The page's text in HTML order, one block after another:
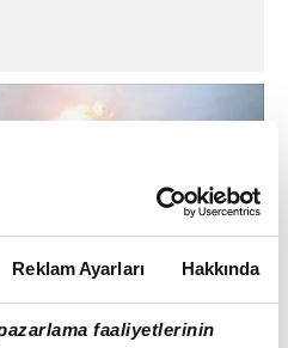
Reklam Ayarları Hakkında
faaliyetlerinin